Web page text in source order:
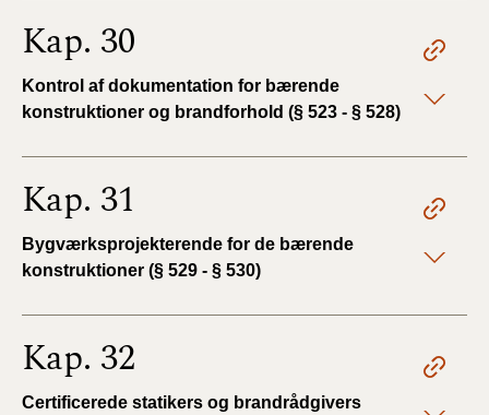
Kap. 30
Kontrol af dokumentation for bærende
konstruktioner og brandforhold (§ 523 - § 528)
Kap. 31
Bygværksprojekterende for de bærende
konstruktioner (§ 529 - § 530)
Kap. 32
Certificerede statikers og brandrådgivers